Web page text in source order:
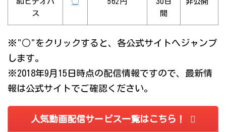
ス
間
※"○"をクリックすると、各公式サイトへジャンプ
します。
※2018年9月15日時点の配信情報ですので、最新情
報は公式サイトでご確認ください。
人気動画配信サービス一覧はこちら！